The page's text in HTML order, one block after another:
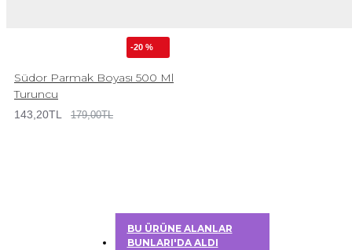
-20 %
Südor Parmak Boyası 500 Ml
Turuncu
143,20TL 179,00TL
BU ÜRÜNE ALANLAR
BUNLARI'DA ALDI